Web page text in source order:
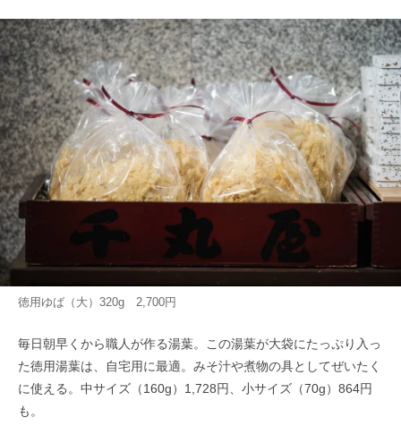
徳用ゆば（大）320g 2,700円
毎日朝早くから職人が作る湯葉。この湯葉が大袋にたっぷり入っ
た徳用湯葉は、自宅用に最適。みそ汁や煮物の具としてぜいたく
に使える。中サイズ（160g）1,728円、小サイズ（70g）864円
も。